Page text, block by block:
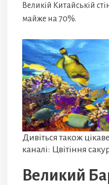
Великій Китайській
майже на 70%.
Дивіться також
каналі: Цвітіння
Великий